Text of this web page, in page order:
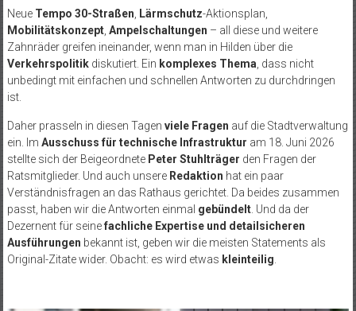
Neue Tempo 30-Straßen, Lärmschutz-Aktionsplan,
Mobilitätskonzept, Ampelschaltungen – all diese und weitere
Zahnräder greifen ineinander, wenn man in Hilden über die
Verkehrspolitikdiskutiert. Ein komplexes Thema, dass nicht
unbedingt mit einfachen und schnellen Antworten zu durchdringen
ist.
Daher prasseln in diesen Tagen viele Fragen auf die Stadtverwaltung
ein. Im Ausschuss für technische Infrastruktur am 18. Juni 2026
stellte sich der Beigeordnete Peter Stuhlträger den Fragen der
Ratsmitglieder. Und auch unsere Redaktion hat ein paar
Verständnisfragen an das Rathaus gerichtet. Da beides zusammen
passt, haben wir die Antworten einmal gebündelt. Und da der
Dezernent für seinefachliche Expertise und detailsicheren
Ausführungen bekannt ist, geben wir die meisten Statements als
Original-Zitate wider. Obacht: es wird etwas kleinteilig.